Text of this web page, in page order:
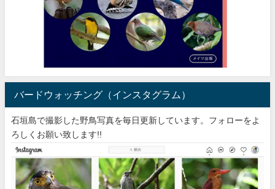
バードウォッチング（インスタグラム）
石垣島で撮影した野鳥写真を毎日更新しています。フォローをよ
ろしくお願い致します!!